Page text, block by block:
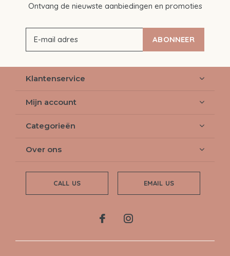
Ontvang de nieuwste aanbiedingen en promoties
ABONNEER
Klantenservice
Mijn account
Categorieën
Over ons
CALL US EMAIL US